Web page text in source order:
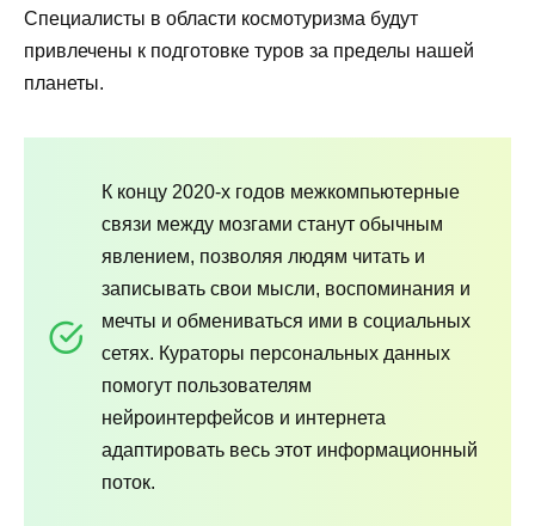
Специалисты в области космотуризма будут
привлечены к подготовке туров за пределы нашей
планеты.
К концу 2020-х годов межкомпьютерные
связи между мозгами станут обычным
явлением, позволяя людям читать и
записывать свои мысли, воспоминания и
мечты и обмениваться ими в социальных
сетях. Кураторы персональных данных
помогут пользователям
нейроинтерфейсов и интернета
адаптировать весь этот информационный
поток.